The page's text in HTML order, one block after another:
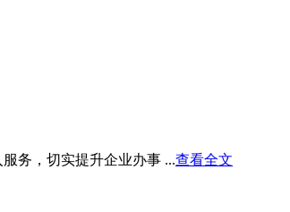
务，切实提升企业办事 ...查看全文